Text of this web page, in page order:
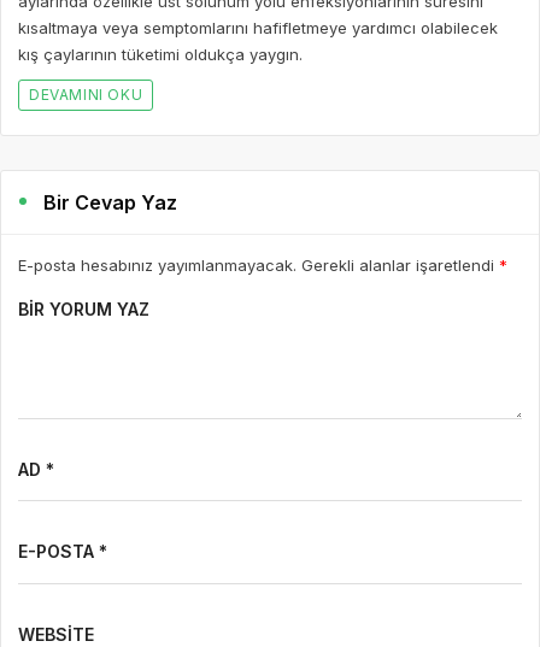
kısaltmaya veya semptomlarını hafifletmeye yardımcı olabilecek
kış çaylarının tüketimi oldukça yaygın.
DEVAMINI OKU
Bir Cevap Yaz
E-posta hesabınız yayımlanmayacak. Gerekli alanlar işaretlendi *
BIR YORUM YAZ
AD *
E-POSTA *
WEBSITE